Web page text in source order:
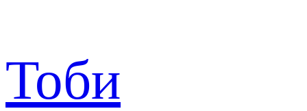
Тоби